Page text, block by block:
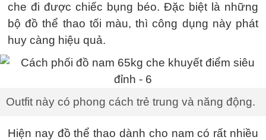
che đi được chiếc bụng béo. Đặc biệt là những
bộ đồ thể thao tối màu, thì công dụng này phát
huy càng hiệu quả.
Outfit này có phong cách trẻ trung và năng động.
Hiện nay đồ thể thao dành cho nam có rất nhiều